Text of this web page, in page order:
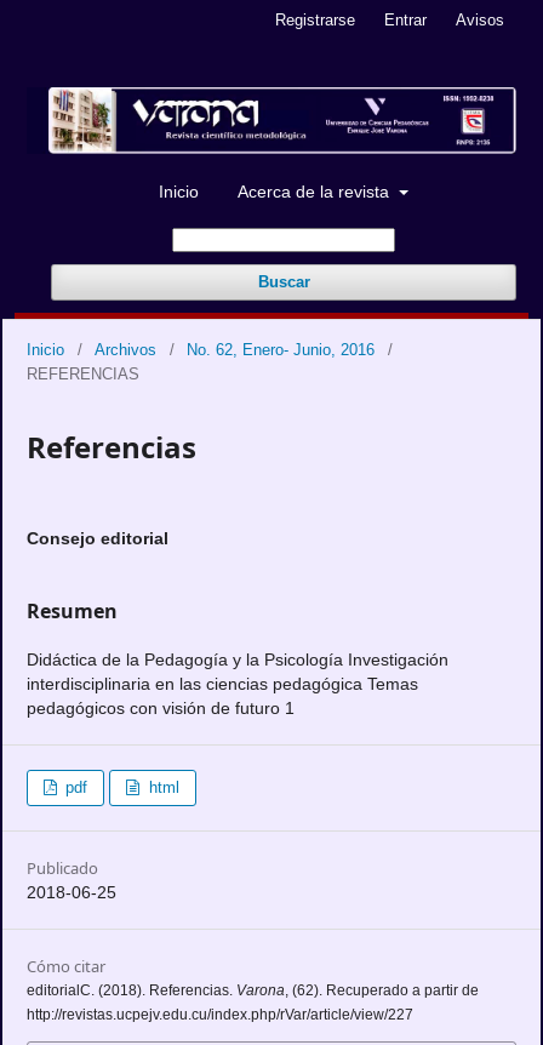
Inicio Acerca de la revista
Buscar
Registrarse Entrar Avisos
Inicio / Archivos / No. 62, Enero- Junio, 2016
/
REFERENCIAS
Referencias
Consejo editorial
Resumen
Didáctica de la Pedagogía y la Psicología Investigación
interdisciplinaria en las ciencias pedagógica Temas
pedagógicos con visión de futuro 1
pdf html
Publicado
2018-06-25
Cómo citar
editorialC. (2018). Referencias. Varona, (62). Recuperado a partir de
http://revistas.ucpejv.edu.cu/index.php/rVar/article/view/227